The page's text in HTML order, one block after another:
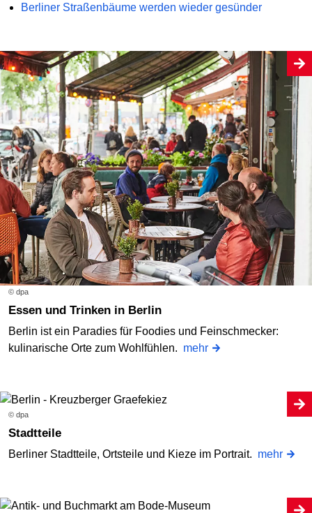
Berliner Straßenbäume werden wieder gesünder
© dpa
Essen und Trinken in Berlin
Berlin ist ein Paradies für Foodies und Feinschmecker:
kulinarische Orte zum Wohlfühlen. mehr
© dpa
Stadtteile
Berliner Stadtteile, Ortsteile und Kieze im Portrait. mehr